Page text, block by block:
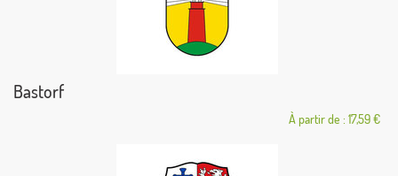
Bastorf
À partir de : 17,59 €